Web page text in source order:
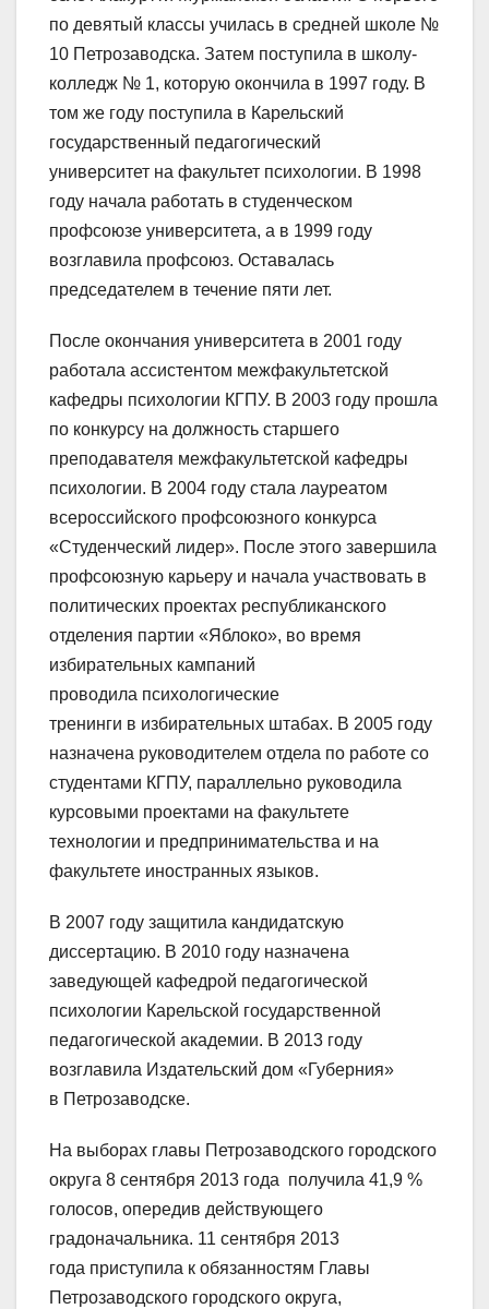
по девятый классы училась в средней школе №
10 Петрозаводска. Затем поступила в школу-
колледж № 1, которую окончила в 1997 году. В
том же году поступила в Карельский
государственный педагогический
университет на факультет психологии. В 1998
году начала работать в студенческом
профсоюзе университета, а в 1999 году
возглавила профсоюз. Оставалась
председателем в течение пяти лет.
После окончания университета в 2001 году
работала ассистентом межфакультетской
кафедры психологии КГПУ. В 2003 году прошла
по конкурсу на должность старшего
преподавателя межфакультетской кафедры
психологии. В 2004 году стала лауреатом
всероссийского профсоюзного конкурса
«Студенческий лидер». После этого завершила
профсоюзную карьеру и начала участвовать в
политических проектах республиканского
отделения партии «Яблоко», во время
избирательных кампаний
проводила психологические
тренинги в избирательных штабах. В 2005 году
назначена руководителем отдела по работе со
студентами КГПУ, параллельно руководила
курсовыми проектами на факультете
технологии и предпринимательства и на
факультете иностранных языков.
В 2007 году защитила кандидатскую
диссертацию. В 2010 году назначена
заведующей кафедрой педагогической
психологии Карельской государственной
педагогической академии. В 2013 году
возглавила Издательский дом «Губерния»
в Петрозаводске.
На выборах главы Петрозаводского городского
округа 8 сентября 2013 года получила 41,9 %
голосов, опередив действующего
градоначальника. 11 сентября 2013
года приступила к обязанностям Главы
Петрозаводского городского округа,